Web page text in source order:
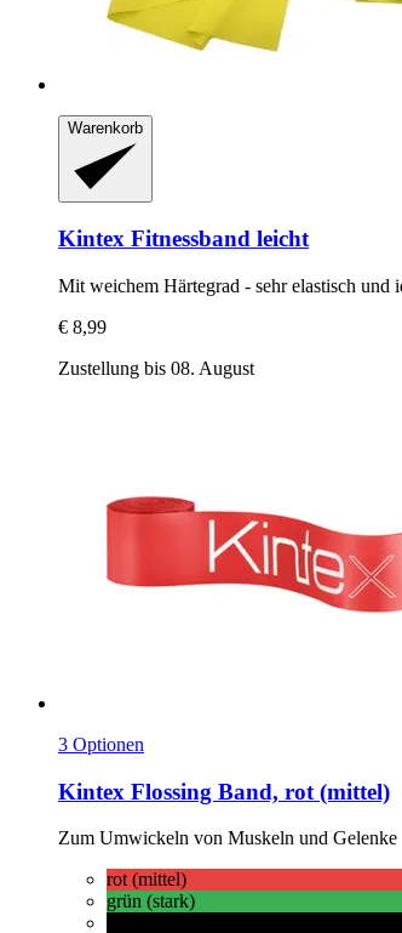
Warenkorb
Kintex Fitnessband leicht
Mit weichem Härtegrad -​ sehr elastisch und
€ 8,99
Zustellung bis 08. August
3 Optionen
Kintex Flossing Band, rot (mittel)
Zum Umwickeln von Muskeln und Gelenke
rot (mittel)
grün (stark)